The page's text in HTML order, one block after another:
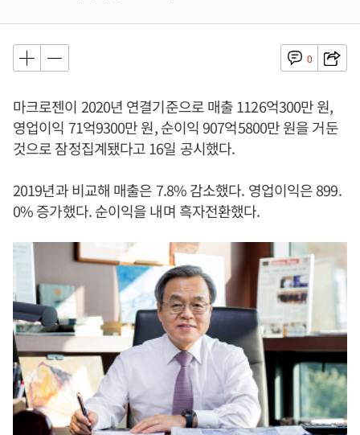
0
마크로젠이 2020년 연결기준으로 매출 1126억300만 원,
영업이익 71억9300만 원, 순이익 907억5800만 원을 거둔
것으로 잠정집계됐다고 16일 공시했다.
2019년과 비교해 매출은 7.8% 감소했다. 영업이익은 899.
0% 증가했다. 순이익을 내며 흑자전환했다.